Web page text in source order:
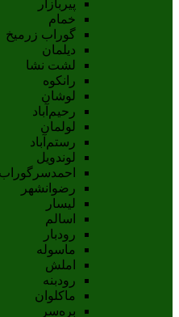
پیربازار
خمام
گوراب زرمیخ
دیلمان
لشت نشا
رانکوه
لوشان
رحیم‌آباد
لولمان
رستم‌آباد
لوندویل
احمدسرگوراب
رضوانشهر
لیسار
اسالم
رودبار
ماسوله
املش
رودبنه
ماکلوان
بره‌سر